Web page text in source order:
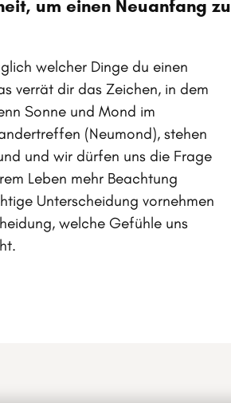
um einen Neuanfang zu
welcher Dinge du einen
verrät dir das Zeichen, in dem
Sonne und Mond im
(Neumond), stehen
und wir dürfen uns die Frage
Leben mehr Beachtung
Unterscheidung vornehmen
welche Gefühle uns